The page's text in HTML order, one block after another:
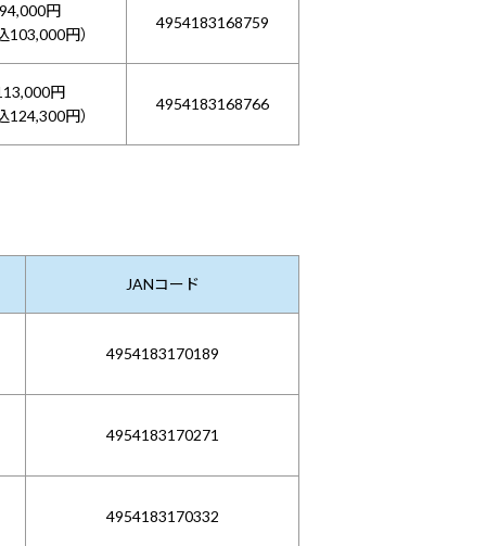
円
103,000円）
4954183168759
円
124,300円）
4954183168766
JANコード
4954183170189
4954183170271
4954183170332